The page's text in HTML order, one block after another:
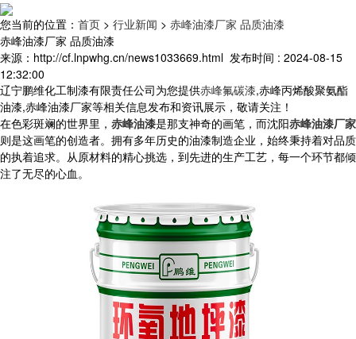
您当前的位置： 首页 > 行业新闻 > 赤峰油漆厂家 品质油漆
赤峰油漆厂家 品质油漆
来源：http://cf.lnpwhg.cn/news1033669.html 发布时间 : 2024-08-15
12:32:00
辽宁鹏维化工制漆有限责任公司为您提供赤峰氟碳漆,赤峰丙烯酸聚氨酯
油漆,赤峰油漆厂家等相关信息发布和资讯展示，敬请关注！
在色彩斑斓的世界里， 赤峰油漆是那支神奇的画笔，而沈阳赤峰油漆厂家
则是这画笔的创造者。拥有多年历史的油漆制造企业，始终秉持着对品质
的执着追求。从原材料的精心挑选，到先进的生产工艺，每一个环节都倾
注了无尽的心血。